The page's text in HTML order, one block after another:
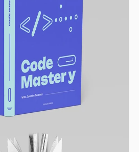
Añadido a colecciones por 6 Usuarios
10 descargas este mes
de esta plantilla
Publisher , Self Publish
No Ficción Libro Plantillas
Moderno Libro Plantillas